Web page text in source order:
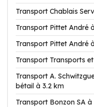
Transport Chablais
Transport Pittet André
Transport Pittet André
Transport Transports
Transport A.
bétail à 3.2 km
Transport Bonzon SA à